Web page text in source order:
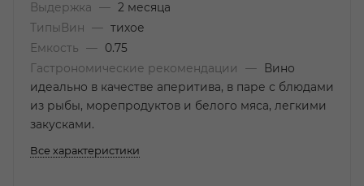
Выдержка
— 2 месяца
ТипыВин
— тихое
Емкость
—
0.75
Гастрономические рекомендации
—
Вино
идеально в качестве аперитива, в паре с блюдами
из рыбы, морепродуктов и белого мяса, легкими
закусками.
Все характеристики